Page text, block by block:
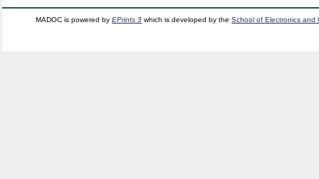
MADOC is powered byEPrints 3 which is developed by theSchool of Electronics and